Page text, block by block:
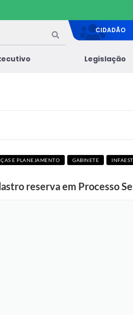
CIDADÃO
Legislação
E PLANEJAMENTO GABINETE
reserva em Processo